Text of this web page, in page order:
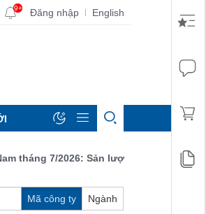
9+ Đăng nhập | English
7/2026: Sản lượng, số lượng đơn
Mã công ty Ngành